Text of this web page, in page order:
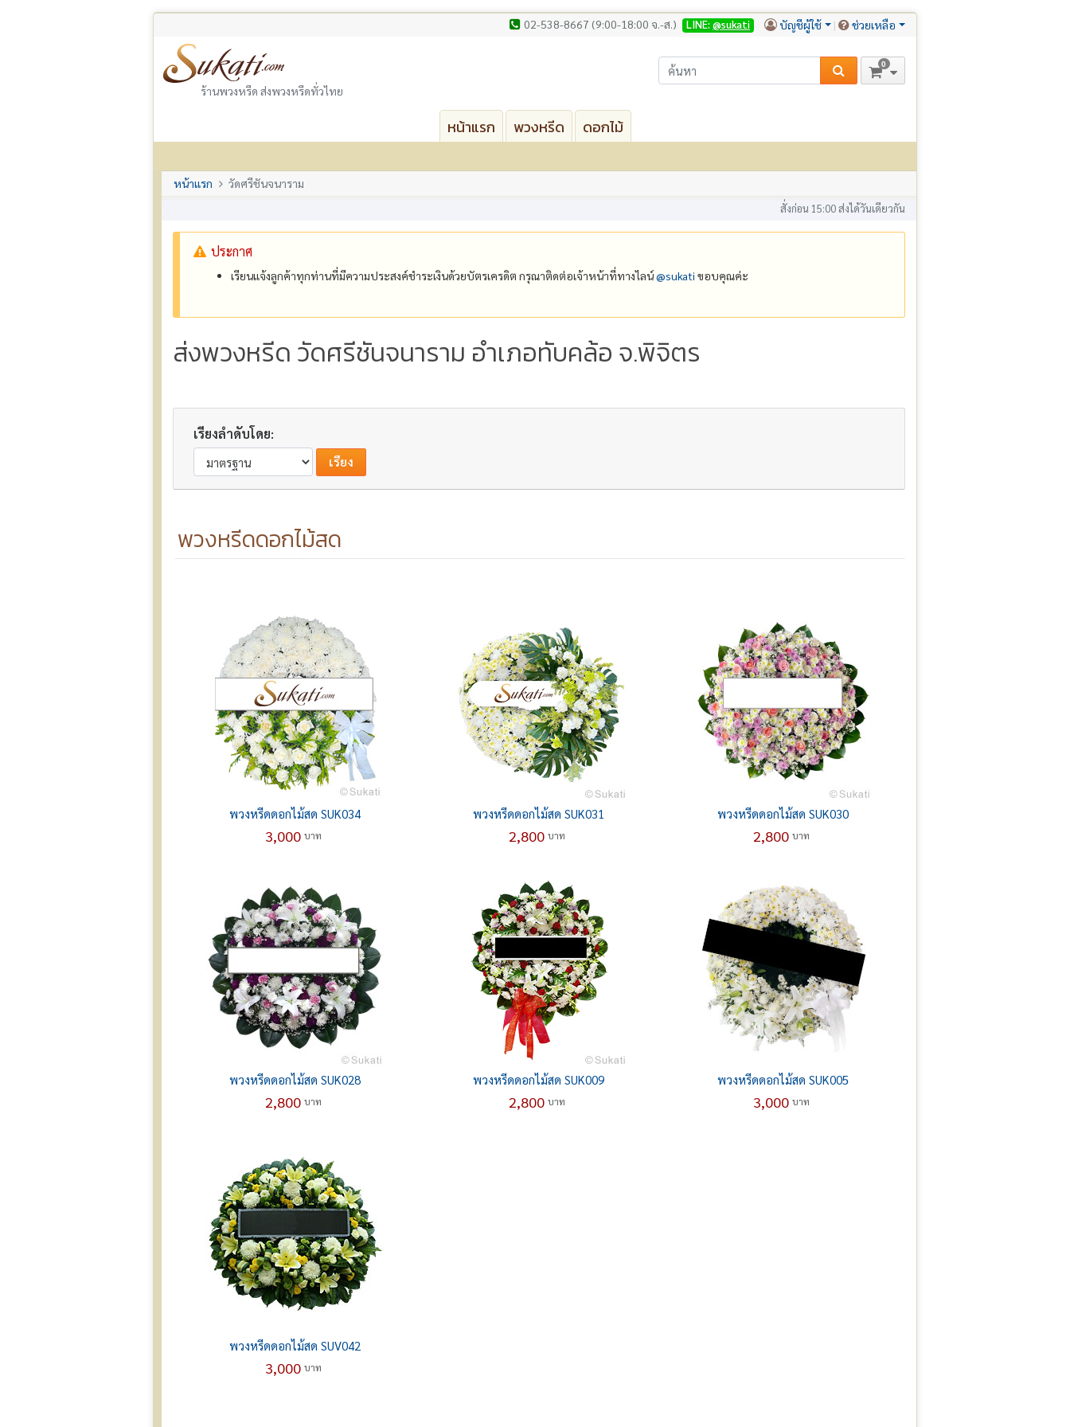
02-538-8667 (9:00-18:00 จ.-ส.) LINE:@sukati บัญชีผู้ใช้ ช่วยเหลือ
ร้านพวงหรีด ส่งพวงหรีดทั่วไทย
0
หน้าแรก พวงหรีด ดอกไม้
หน้าแรก วัดศรีชันจนาราม
สั่งก่อน 15:00 ส่งได้วันเดียวกัน
ประกาศ
เรียนแจ้งลูกค้าทุกท่านที่มีความประสงค์ชำระเงินด้วยบัตรเครดิต กรุณาติดต่อเจ้าหน้าที่ทางไลน์@‌sukati ขอบคุณค่ะ
ส่งพวงหรีด วัดศรีชันจนาราม อำเภอทับคล้อ จ.พิจิตร
เรียงลำดับโดย:
พวงหรีดดอกไม้สด
พวงหรีดดอกไม้สด SUK034
3,000 บาท
พวงหรีดดอกไม้สด SUK031
2,800บาท
พวงหรีดดอกไม้สด SUK030
2,800บาท
พวงหรีดดอกไม้สด SUK028
2,800 บาท
พวงหรีดดอกไม้สด SUK009
2,800บาท
พวงหรีดดอกไม้สด SUK005
3,000บาท
พวงหรีดดอกไม้สด SUV042
3,000 บาท